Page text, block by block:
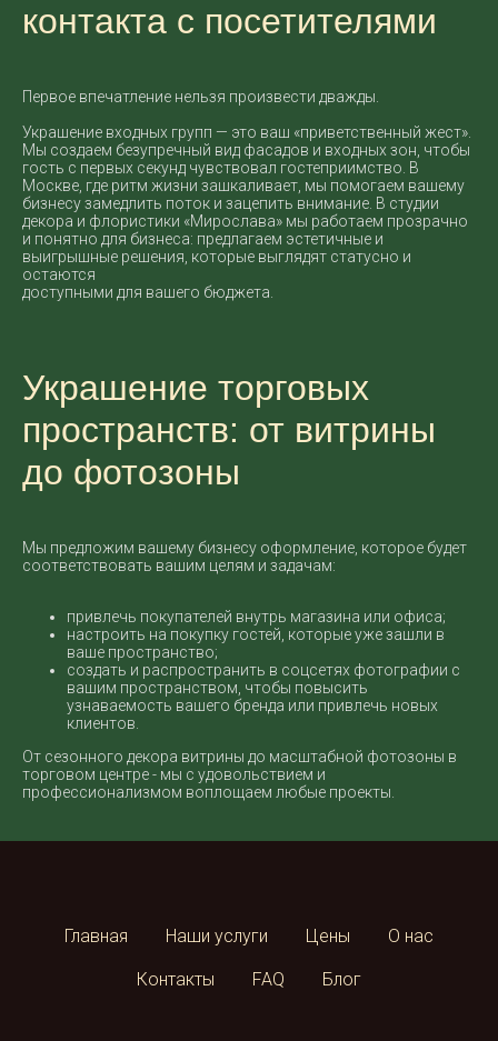
контакта с посетителями
Первое впечатление нельзя произвести дважды.
Украшение входных групп — это ваш «приветственный жест».
Мы создаем безупречный вид фасадов и входных зон, чтобы
гость с первых секунд чувствовал гостеприимство. В
Москве, где ритм жизни зашкаливает, мы помогаем вашему
бизнесу замедлить поток и зацепить внимание. В студии
декора и флористики «Мирослава» мы работаем прозрачно
и понятно для бизнеса: предлагаем эстетичные и
выигрышные решения, которые выглядят статусно и
остаются
доступными для вашего бюджета.
Украшение торговых
пространств: от витрины
до фотозоны
Мы предложим вашему бизнесу оформление, которое будет
соответствовать вашим целям и задачам:
привлечь покупателей внутрь магазина или офиса;
настроить на покупку гостей, которые уже зашли в
ваше пространство;
создать и распространить в соцсетях фотографии с
вашим пространством, чтобы повысить
узнаваемость вашего бренда или привлечь новых
клиентов.
От сезонного декора витрины до масштабной фотозоны в
торговом центре - мы с удовольствием и
профессионализмом воплощаем любые проекты.
Главная Наши услуги Цены О нас
Контакты FAQ Блог